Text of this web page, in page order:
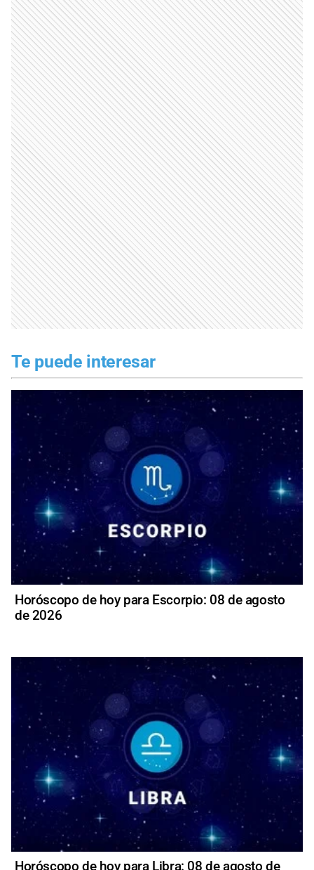
Te puede interesar
Horóscopo de hoy para Escorpio: 08 de agosto
de 2026
Horóscopo de hoy para Libra: 08 de agosto de